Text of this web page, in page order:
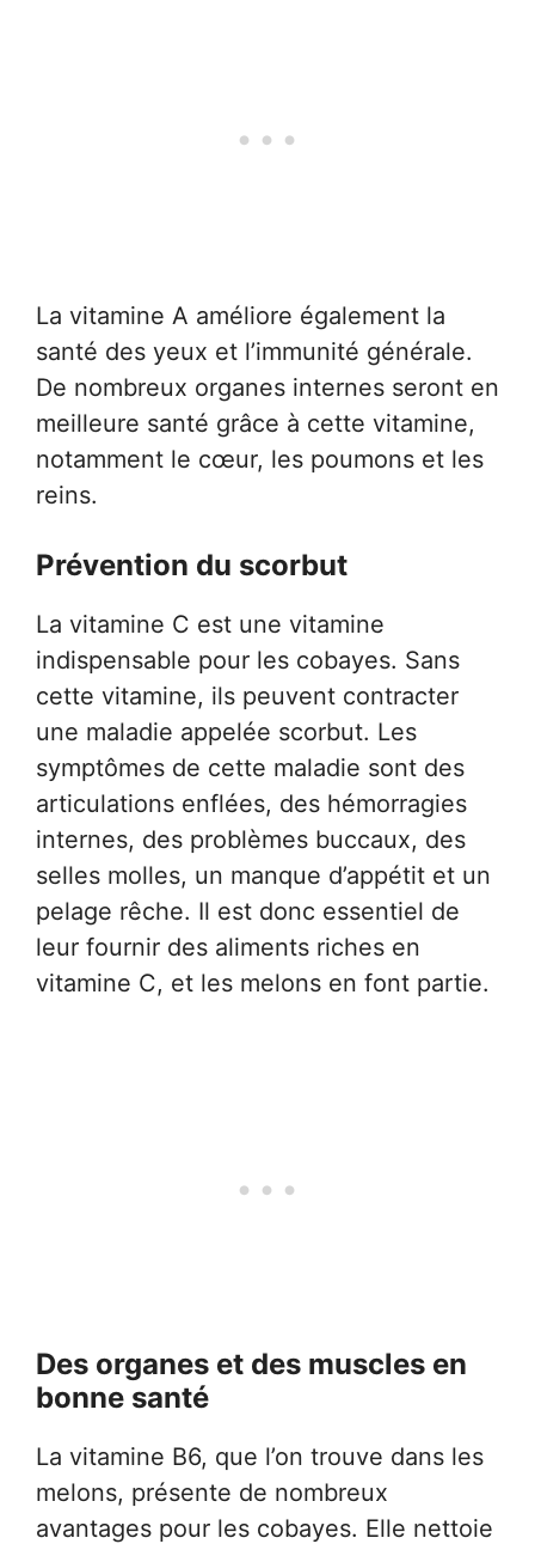
La vitamine A améliore également la
santé des yeux et l’immunité générale.
De nombreux organes internes seront en
meilleure santé grâce à cette vitamine,
notamment le cœur, les poumons et les
reins.
Prévention du scorbut
La vitamine C est une vitamine
indispensable pour les cobayes. Sans
cette vitamine, ils peuvent contracter
une maladie appelée scorbut. Les
symptômes de cette maladie sont des
articulations enflées, des hémorragies
internes, des problèmes buccaux, des
selles molles, un manque d’appétit et un
pelage rêche. Il est donc essentiel de
leur fournir des aliments riches en
vitamine C, et les melons en font partie.
Des organes et des muscles en
bonne santé
La vitamine B6, que l’on trouve dans les
melons, présente de nombreux
avantages pour les cobayes. Elle nettoie